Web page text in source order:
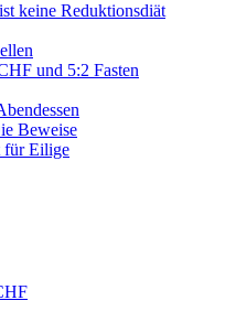
keine Reduktionsdiät
und 5:2 Fasten
Beweise
für Eilige